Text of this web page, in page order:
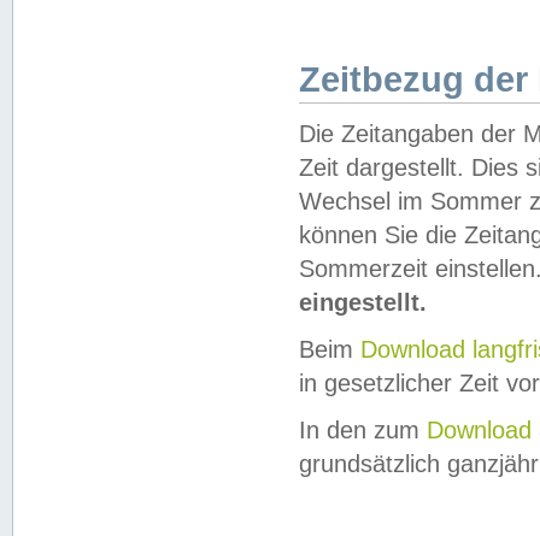
Zeitbezug der
Die Zeitangaben der
Zeit dargestellt. Dies
Wechsel im Sommer
können Sie die
Sommerzeit
eingestellt.
Beim Download
in gesetzlicher Zeit
In den zum Download
grundsätzlich